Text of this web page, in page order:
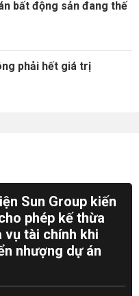
bất động sản đang thế
phải hết giá trị
Sun Group kiến
phép kế thừa
vụ tài chính khi
nhượng dự án